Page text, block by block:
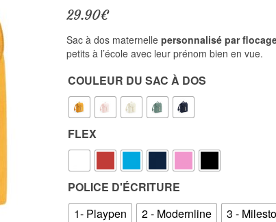
29.90€
Sac à dos maternellepersonnalisé par
petits à l’école avec leur prénom bien en vue.
COULEUR DU SAC À DOS
FLEX
POLICE D'ÉCRITURE
1- Playpen
2 - Modernline 3 -